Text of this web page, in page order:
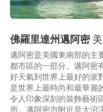
佛羅里達州邁阿密
邁阿密是美國東南部的主
都市區的一部分。邁阿密
好天氣到世界上最好的派
是世界上最時尚和最華麗
令人印象深刻的裝飾藝術